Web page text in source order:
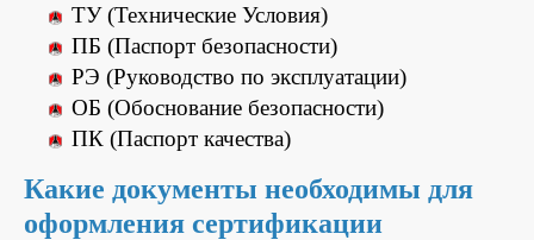
ТУ (Технические Условия)
ПБ (Паспорт безопасности)
РЭ (Руководство по эксплуатации)
ОБ (Обоснование безопасности)
ПК (Паспорт качества)
Какие документы необходимы для
оформления сертификации